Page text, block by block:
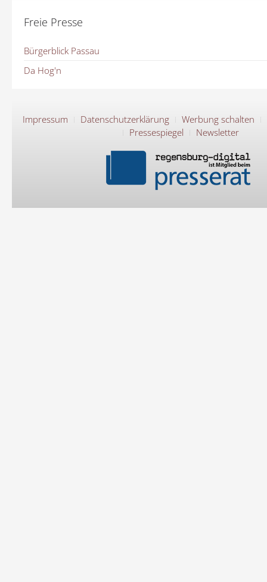
Freie Presse
Bürgerblick Passau
Da Hog'n
Impressum Datenschutzerklärung
Werbung schalten
Pressespiegel
Newsletter